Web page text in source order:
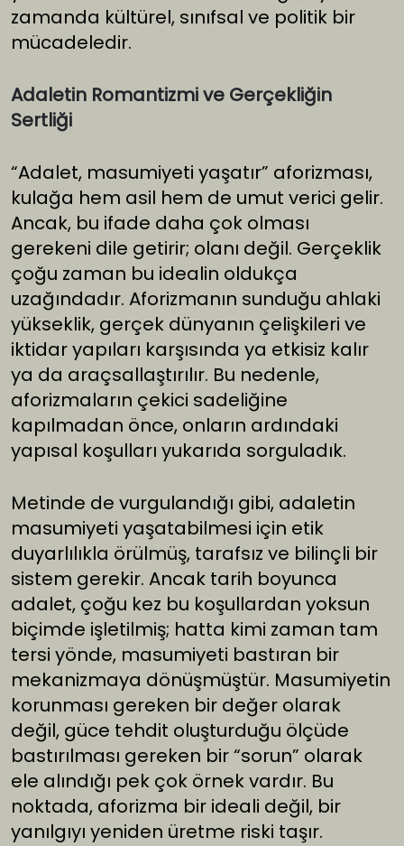
zamanda kültürel, sınıfsal ve politik bir
mücadeledir.
Adaletin Romantizmi ve Gerçekliğin
Sertliği
“Adalet, masumiyeti yaşatır” aforizması,
kulağa hem asil hem de umut verici gelir.
Ancak, bu ifade daha çok olması
gerekeni dile getirir; olanı değil. Gerçeklik
çoğu zaman bu idealin oldukça
uzağındadır. Aforizmanın sunduğu ahlaki
yükseklik, gerçek dünyanın çelişkileri ve
iktidar yapıları karşısında ya etkisiz kalır
ya da araçsallaştırılır. Bu nedenle,
aforizmaların çekici sadeliğine
kapılmadan önce, onların ardındaki
yapısal koşulları yukarıda sorguladık.
Metinde de vurgulandığı gibi, adaletin
masumiyeti yaşatabilmesi için etik
duyarlılıkla örülmüş, tarafsız ve bilinçli bir
sistem gerekir. Ancak tarih boyunca
adalet, çoğu kez bu koşullardan yoksun
biçimde işletilmiş; hatta kimi zaman tam
tersi yönde, masumiyeti bastıran bir
mekanizmaya dönüşmüştür. Masumiyetin
korunması gereken bir değer olarak
değil, güce tehdit oluşturduğu ölçüde
bastırılması gereken bir “sorun” olarak
ele alındığı pek çok örnek vardır. Bu
noktada, aforizma bir ideali değil, bir
yanılgıyı yeniden üretme riski taşır.